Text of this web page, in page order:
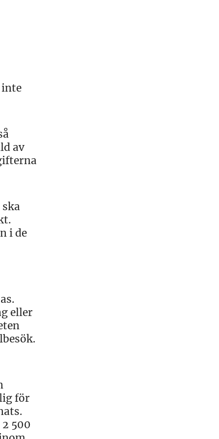
inte
av
i de
eller
för
500